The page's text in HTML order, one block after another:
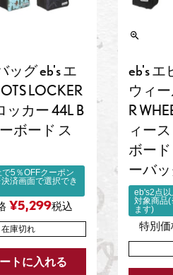
ッグ eb's エ
LOCKER
ッカー 44L B
ボード ス
5％OFFクーポン
済画面で選択でき
¥5,299税込
在庫切れ
トに入れる
eb's
ウィ
R
ィー
ボー
ーバ
eb's2点
対象商品
ます)
特別価